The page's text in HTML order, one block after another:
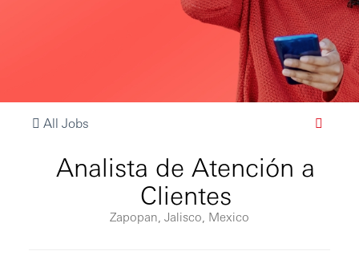
All Jobs
Analista de Atención a
Clientes
Zapopan, Jalisco, Mexico